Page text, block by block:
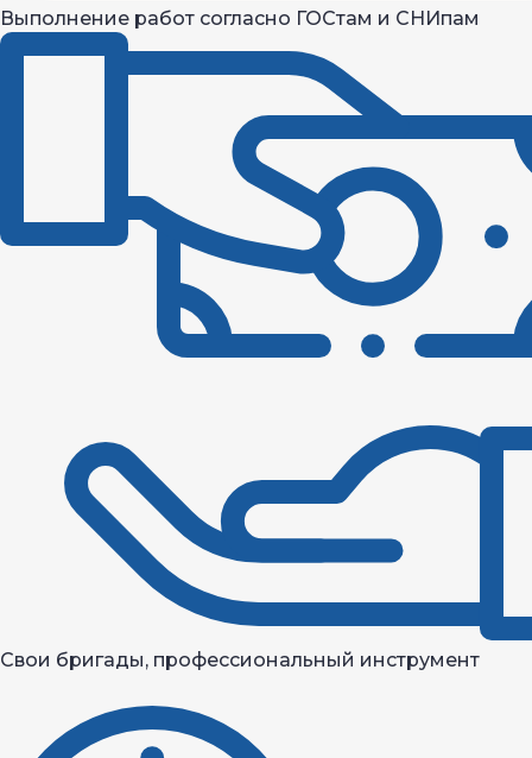
Выполнение работ согласно ГОСтам и СНИпам
Свои бригады, профессиональный инструмент